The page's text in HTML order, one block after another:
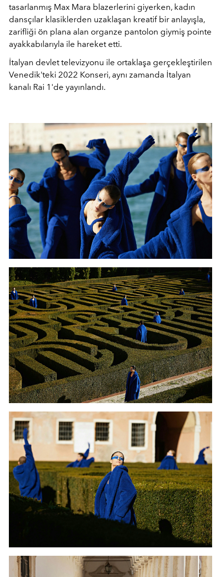
tasarlanmış Max Mara blazerlerini giyerken, kadın
dansçılar klasiklerden uzaklaşan kreatif bir anlayışla,
zarifliği ön plana alan organze pantolon giymiş pointe
ayakkabılarıyla ile hareket etti.
İtalyan devlet televizyonu ile ortaklaşa gerçekleştirilen
Venedik'teki 2022 Konseri, aynı zamanda İtalyan
kanalı Rai 1'de yayınlandı.